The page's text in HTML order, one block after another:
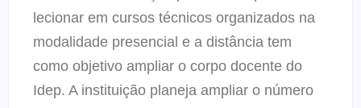
lecionar em cursos técnicos organizados na
modalidade presencial e a distância tem
como objetivo ampliar o corpo docente do
Idep. A instituição planeja ampliar o número